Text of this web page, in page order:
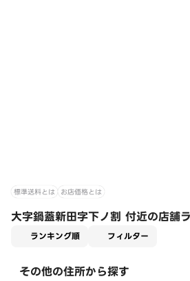
標準送料とは お店価格とは
大字鍋蓋新田字下ノ割 付近の店舗
ランキング順 フィルター
その他の住所から探す